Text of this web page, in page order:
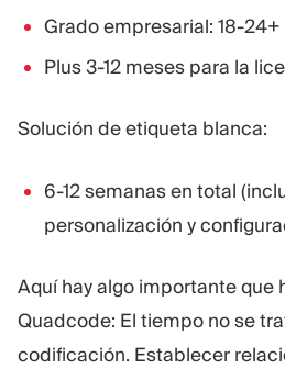
Grado empresarial: 18-
Plus 3-12 meses para la
Solución de etiqueta blanca:
6-12 semanas en total
personalización y
Aquí hay algo importante que
Quadcode: El tiempo no se
codificación. Establecer